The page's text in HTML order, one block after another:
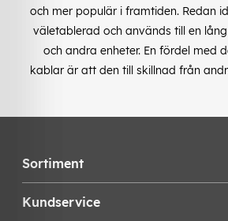
och mer populär i framtiden. Redan
väletablerad och används till en
och andra enheter. En fördel med
kablar är att den till skillnad från
Sortiment
Kundservice